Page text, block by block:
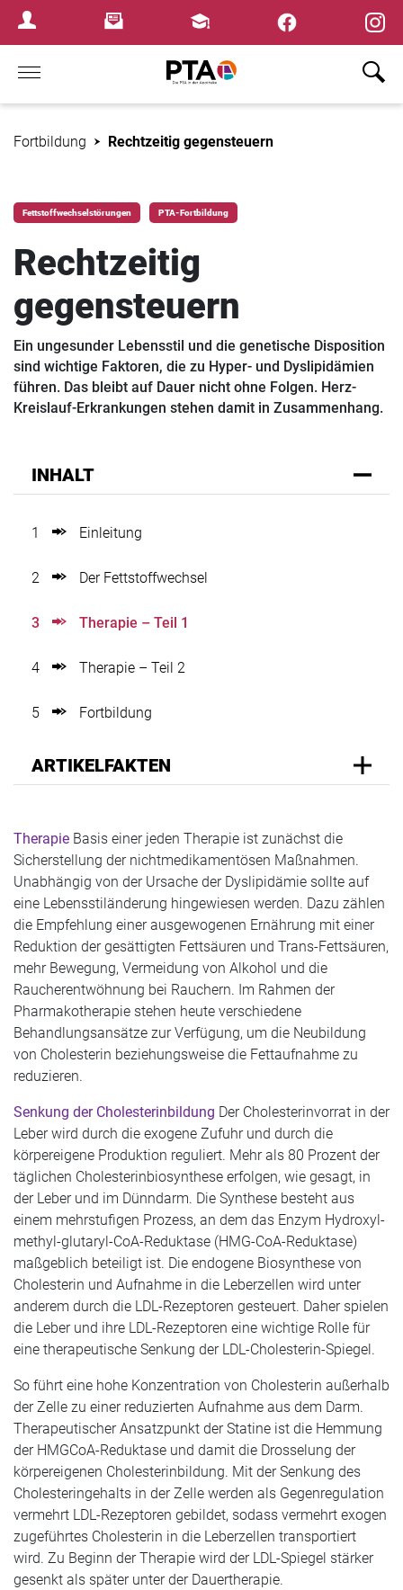
Login MenuNewsletterFortbildungen
Home
Fortbildung Rechtzeitig gegensteuern
Fettstoffwechselstörungen PTA-Fortbildung
Rechtzeitig
gegensteuern
Ein ungesunder Lebensstil und die genetische Disposition
sind wichtige Faktoren, die zu Hyper- und Dyslipidämien
führen. Das bleibt auf Dauer nicht ohne Folgen. Herz-
Kreislauf-Erkrankungen stehen damit in Zusammenhang.
INHALT
1 Einleitung
2 Der Fettstoffwechsel
3 Therapie – Teil 1
4 Therapie – Teil 2
5 Fortbildung
ARTIKELFAKTEN
Therapie Basis einer jeden Therapie ist zunächst die
Sicherstellung der nichtmedikamentösen Maßnahmen.
Unabhängig von der Ursache der Dyslipidämie sollte auf
eine Lebensstiländerung hingewiesen werden. Dazu zählen
die Empfehlung einer ausgewogenen Ernährung mit einer
Reduktion der gesättigten Fettsäuren und Trans-Fettsäuren,
mehr Bewegung, Vermeidung von Alkohol und die
Raucherentwöhnung bei Rauchern. Im Rahmen der
Pharmakotherapie stehen heute verschiedene
Behandlungsansätze zur Verfügung, um die Neubildung
von Cholesterin beziehungsweise die Fettaufnahme zu
reduzieren.
Senkung der Cholesterinbildung Der Cholesterinvorrat in der
Leber wird durch die exogene Zufuhr und durch die
körpereigene Produktion reguliert. Mehr als 80 Prozent der
täglichen Cholesterinbiosynthese erfolgen, wie gesagt, in
der Leber und im Dünndarm. Die Synthese besteht aus
einem mehrstufigen Prozess, an dem das Enzym Hydroxyl-
methyl-glutaryl-CoA-Reduktase (HMG-CoA-Reduktase)
maßgeblich beteiligt ist. Die endogene Biosynthese von
Cholesterin und Aufnahme in die Leberzellen wird unter
anderem durch die LDL-Rezeptoren gesteuert. Daher spielen
die Leber und ihre LDL-Rezeptoren eine wichtige Rolle für
eine therapeutische Senkung der LDL-Cholesterin-Spiegel.
So führt eine hohe Konzentration von Cholesterin außerhalb
der Zelle zu einer reduzierten Aufnahme aus dem Darm.
Therapeutischer Ansatzpunkt der Statine ist die Hemmung
der HMGCoA-Reduktase und damit die Drosselung der
körpereigenen Cholesterinbildung. Mit der Senkung des
Cholesteringehalts in der Zelle werden als Gegenregulation
vermehrt LDL-Rezeptoren gebildet, sodass vermehrt exogen
zugeführtes Cholesterin in die Leberzellen transportiert
wird. Zu Beginn der Therapie wird der LDL-Spiegel stärker
gesenkt als später unter der Dauertherapie.
×